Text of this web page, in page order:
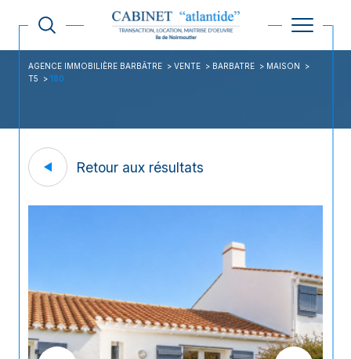
AGENCE IMMOBILIÈRE BARBÂTRE VENTE BARBATRE
MAISON
T5
180
Retour aux résultats